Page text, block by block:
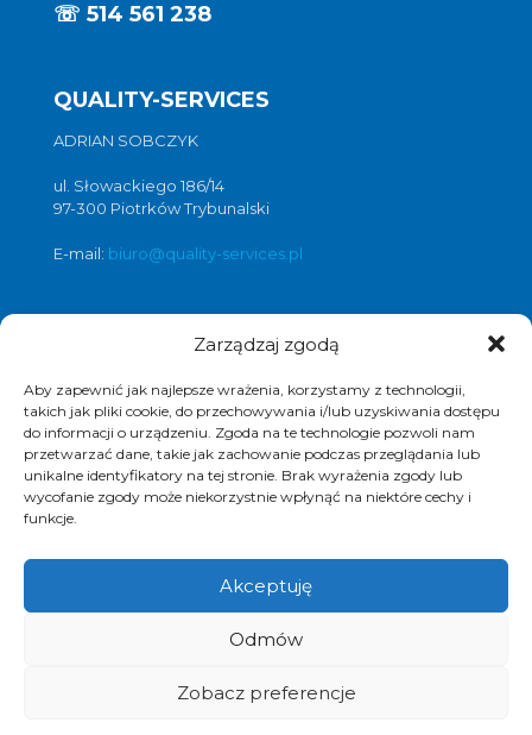
Zarządzaj zgodą
Aby zapewnić jak najlepsze wrażenia, korzystamy z technologii,
takich jak pliki cookie, do przechowywania i/lub uzyskiwania dostępu
do informacji o urządzeniu. Zgoda na te technologie pozwoli nam
przetwarzać dane, takie jak zachowanie podczas przeglądania lub
unikalne identyfikatory na tej stronie. Brak wyrażenia zgody lub
wycofanie zgody może niekorzystnie wpłynąć na niektóre cechy i
funkcje.
Akceptuję
Odmów
Zobacz preferencje
☏ 514 561 238
QUALITY-SERVICES
ADRIAN SOBCZYK
ul. Słowackiego 186/14
97-300 Piotrków Trybunalski
E-mail: biuro@quality-services.pl
Oferta usług czyszczenia posadzek i
czyszczenie posadzek Warszawa,
czyszczenie posadzek Łódź,
czyszczenie posadzek Poznań,
czyszczenie posadzek Katowice,
czyszczenia obiektów, polimeryzacja posadzek.
piotrkow.pl